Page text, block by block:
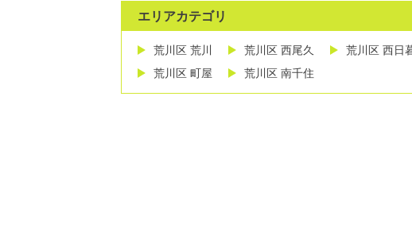
エリアカテゴリ
荒川区 荒川 荒川区 西尾久 荒川区 西日
荒川区 町屋
荒川区 南千住